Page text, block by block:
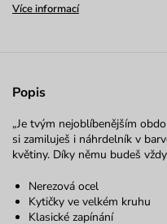
Více informací
Popis
„Je tvým nejoblíbenějším
si zamiluješ i náhrdelník v
květiny. Díky němu budeš
Nerezová ocel
Kytičky ve velkém kruhu
Klasické zapínání